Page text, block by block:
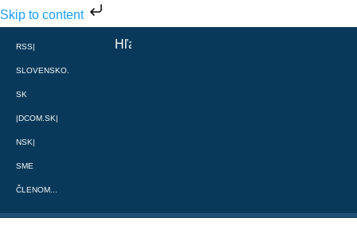
Skip to content
RSS|
SLOVENSKO.
SK
|DCOM.SK|
NSK|
SME
ČLENOM...